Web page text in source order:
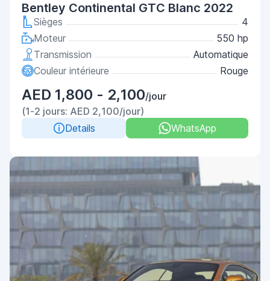
Bentley Continental GTC Blanc 2022
Sièges
4
Moteur
550 hp
Transmission
Automatique
Couleur intérieure
Rouge
AED 1,800 - 2,100/jour
(1-2 jours: AED 2,100/jour)
Details
WhatsApp